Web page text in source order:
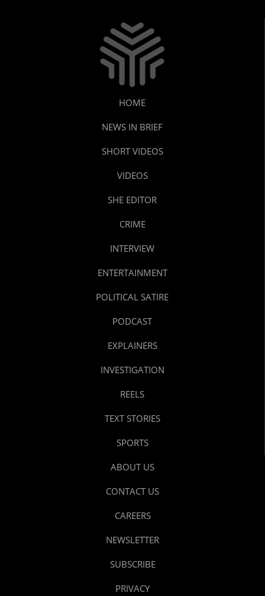
HOME
NEWS IN BRIEF
SHORT VIDEOS
VIDEOS
SHE EDITOR
CRIME
INTERVIEW
ENTERTAINMENT
POLITICAL SATIRE
PODCAST
EXPLAINERS
INVESTIGATION
REELS
TEXT STORIES
SPORTS
ABOUT US
CONTACT US
CAREERS
NEWSLETTER
SUBSCRIBE
PRIVACY